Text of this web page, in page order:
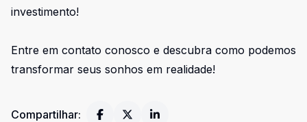
investimento!
Entre em contato conosco e descubra como podemos
transformar seus sonhos em realidade!
Compartilhar: